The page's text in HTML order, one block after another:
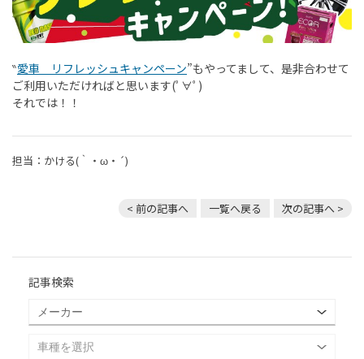
‶愛車 リフレッシュキャンペーン”もやってまして、是非合わせて
ご利用いただければと思います(ﾟ∀ﾟ)
それでは！！
担当：かける(｀・ω・´)
< 前の記事へ 一覧へ戻る 次の記事へ >
記事検索